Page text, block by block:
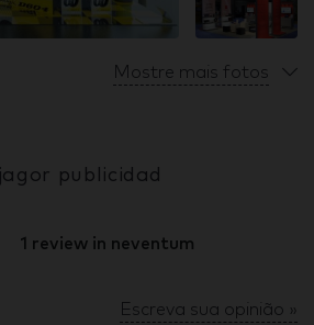
Mostre mais fotos
publicidad
1 review in neventum
Escreva sua opinião »